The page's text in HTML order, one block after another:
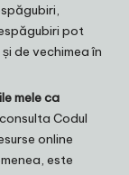
pot
de vechimea în
mele ca
Codul
online
este